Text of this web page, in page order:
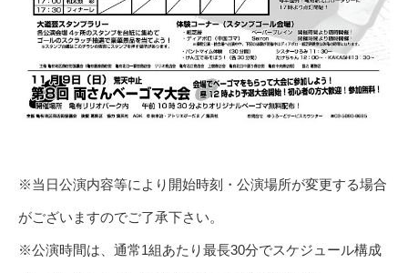
※当日公演内容等により開始時刻・公演場所が変更する場合
がございますのでご了承下さい。
※公演時間は、通常1組あたり最長30分でスケジュール構成